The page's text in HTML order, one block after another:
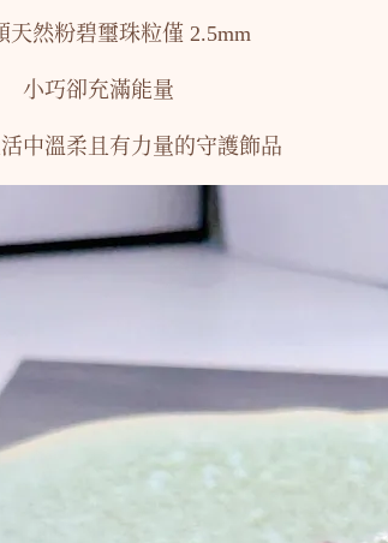
天然粉碧璽珠粒僅 2.5mm
小巧卻充滿能量
中溫柔且有力量的守護飾品